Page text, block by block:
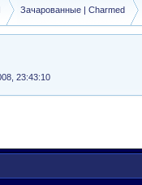
Зачарованные | Charmed
23:43:10